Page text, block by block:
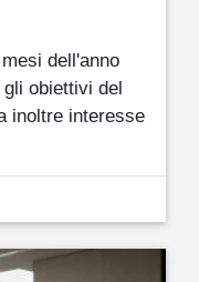
dell'anno
obiettivi del
inoltre interesse